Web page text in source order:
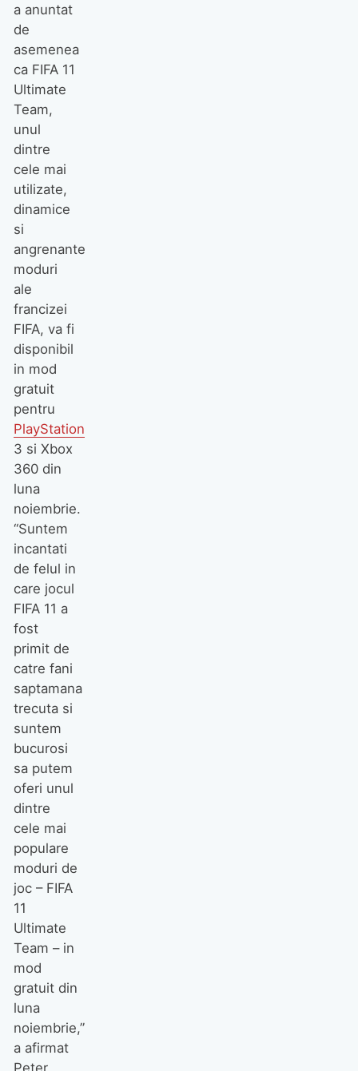
a anuntat
de
asemenea
ca FIFA 11
Ultimate
Team,
unul
dintre
cele mai
utilizate,
dinamice
si
angrenante
moduri
ale
francizei
FIFA, va fi
disponibil
in mod
gratuit
pentru
PlayStation
3 si Xbox
360 din
luna
noiembrie.
“Suntem
incantati
de felul in
care jocul
FIFA 11 a
fost
primit de
catre fani
saptamana
trecuta si
suntem
bucurosi
sa putem
oferi unul
dintre
cele mai
populare
moduri de
joc – FIFA
11
Ultimate
Team – in
mod
gratuit din
luna
noiembrie,”
a afirmat
Peter